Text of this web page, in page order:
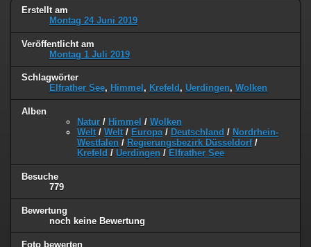
Erstellt am
Montag 24 Juni 2019
Veröffentlicht am
Montag 1 Juli 2019
Schlagwörter
Elfrather See, Himmel , Krefeld , Uerdingen, Wolken
Alben
Natur / Himmel / Wolken
Welt / Welt / Europa/ Deutschland / Nordrhein-
Westfalen / Regierungsbezirk Düsseldorf/
Krefeld / Uerdingen / Elfrather See
Besuche
779
Bewertung
noch keine Bewertung
Foto bewerten